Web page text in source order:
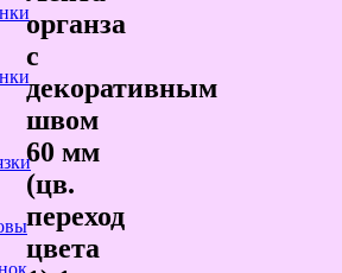
органза
с
декоративным
швом
60 мм
(цв.
переход
цвета